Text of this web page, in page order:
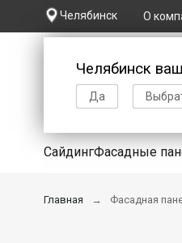
Челябинск
Челябинск
Да
О
СайдингФасадные
Главная Фасадная